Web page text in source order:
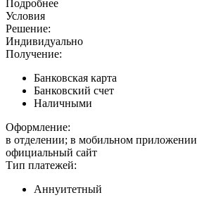
Подробнее
Условия
Решение:
Индивидуально
Получение:
Банковская карта
Банковский счет
Наличными
Оформление:
в отделении; в мобильном
официальный сайт
Тип платежей:
Аннуитетный